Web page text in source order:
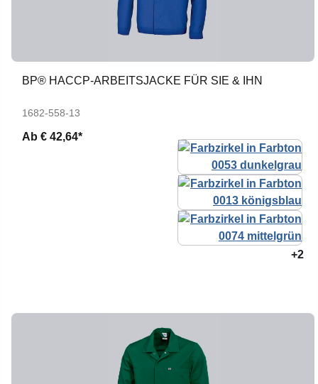
BP® HACCP-ARBEITSJACKE FÜR SIE & IHN
1682-558-13
Ab € 42,64*
+2